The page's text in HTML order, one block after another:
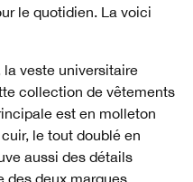
le quotidien. La voici
veste universitaire
collection de vêtements
est en molleton
le tout doublé en
aussi des détails
des deux marques,